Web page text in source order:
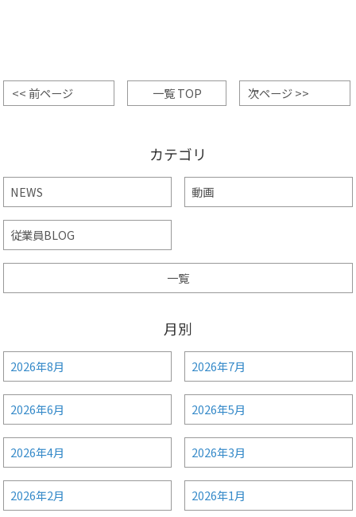
<< 前ページ 一覧 TOP 次ページ >>
カテゴリ
NEWS 動画
従業員BLOG
一覧
月別
2026年8月 2026年7月
2026年6月 2026年5月
2026年4月 2026年3月
2026年2月 2026年1月